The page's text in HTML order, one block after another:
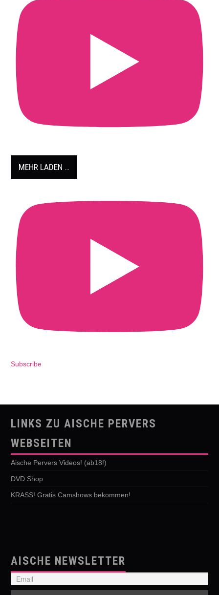
MEHR LADEN …
Subscribe
LINKS ZU AISCHE PERVERS
WEBSEITEN
Aische Pervers Videos! (ab18!)
DVD Shop
KRASS! Gratis Camshows bekommen!
AISCHE NEWSLETTER